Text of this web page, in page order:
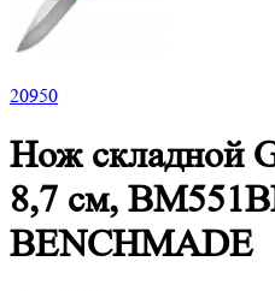
20950
Нож складной
8,7 см,
BENCHMADE